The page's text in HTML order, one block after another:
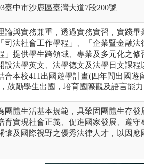
臺中市沙鹿區臺灣大道7段200號
論與實務兼重，透過實務實習，實踐畢
司法社會工作學程」、「企業暨金融法
」提供學生跨領域、專業及多元化之修
設法學英文、法學德文及法學日文課程
合本校411出國遊學計畫(四年間出國遊
鼓勵學生出國，培育國際觀及語言能力
團體生活基本規範，具鞏固團體生存發
育實現社會正義、促進國家發展、遵守
懷及國際視野之優秀法律人才，以因應